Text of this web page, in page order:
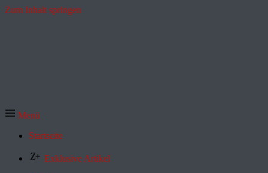
Zum Inhalt springen
Menü
Startseite
Exklusive Artikel